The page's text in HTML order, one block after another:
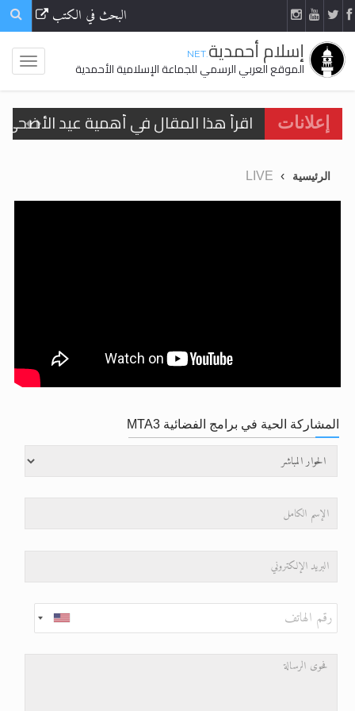
البحث في الكتب
إسلام أحمدية.NET
الموقع العربي الرسمي للجماعة الإسلامية الأحمدية
إعلانات
اقرأ هذا المقال في أهمية عيد
الحجّ.. دلالات، حِكم، وأهداف >> المزيد
اقرأ هذا الكتاب وتعرّف على حقيقة
الحجّ.. دلالات، حِكم، وأهداف >> المزيد
الرئيسية LIVE
المشاركة الحية في برامج الفضائية MTA3